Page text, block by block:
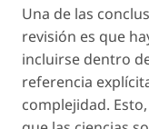
Una de las
revisión es que
incluirse dentro
referencia
complejidad.